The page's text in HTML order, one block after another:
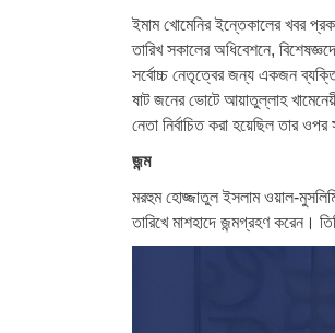
ইমাম খোমেনির ইন্তেকালের খবর
তারিখ সকালের অধিবেশনে,
সর্বোচ্চ নেতৃত্বের জন্য একজন
ষাট জনের ভোটে আয়াতুল্লাহ
নেতা নির্বাচিত করা হয়েছিল তার
জন্ম
মরহুম হোজ্জাতুল ইসলাম ওয়াল-
তারিখে মাশহাদে জন্মগ্রহণ করেন।